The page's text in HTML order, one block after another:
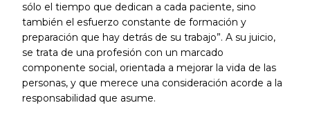
sólo el tiempo que dedican a cada paciente, sino
también el esfuerzo constante de formación y
preparación que hay detrás de su trabajo”. A su juicio,
se trata de una profesión con un marcado
componente social, orientada a mejorar la vida de las
personas, y que merece una consideración acorde a la
responsabilidad que asume.